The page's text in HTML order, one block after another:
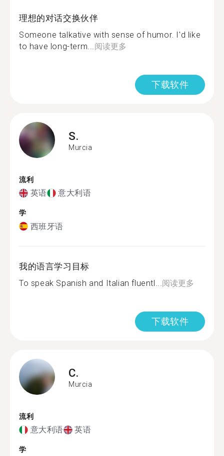
理想的对话交换伙伴
Someone talkative with sense of humor. I'd like
to have long-term... 阅读更多
下载软件
S.
Murcia
流利
英语 意大利语
学
西班牙语
我的语言学习目标
To speak Spanish and Italian fluentl... 阅读更多
下载软件
C.
Murcia
流利
意大利语 英语
学